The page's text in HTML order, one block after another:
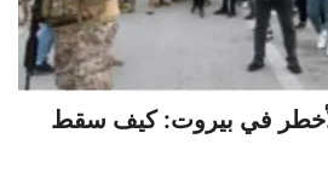
في بيروت: كيف سقط